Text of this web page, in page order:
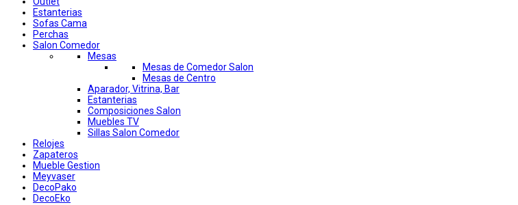
Estanterias
Sofas Cama
Perchas
Salon Comedor
Mesas
Mesas de Comedor Salon
Mesas de Centro
Aparador, Vitrina, Bar
Estanterias
Composiciones Salon
Muebles TV
Sillas Salon Comedor
Relojes
Zapateros
Mueble Gestion
Meyvaser
DecoPako
DecoEko